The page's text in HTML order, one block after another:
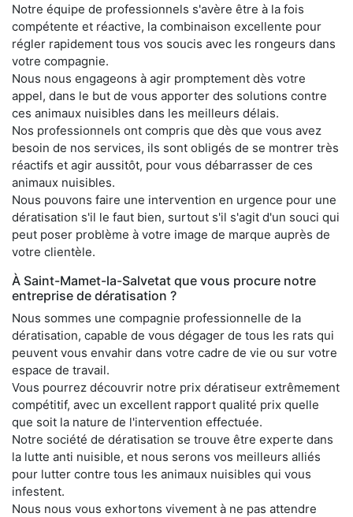
Notre équipe de professionnels s'avère être à la fois
compétente et réactive, la combinaison excellente pour
régler rapidement tous vos soucis avec les rongeurs dans
votre compagnie.
Nous nous engageons à agir promptement dès votre
appel, dans le but de vous apporter des solutions contre
ces animaux nuisibles dans les meilleurs délais.
Nos professionnels ont compris que dès que vous avez
besoin de nos services, ils sont obligés de se montrer très
réactifs et agir aussitôt, pour vous débarrasser de ces
animaux nuisibles.
Nous pouvons faire une intervention en urgence pour une
dératisation s'il le faut bien, surtout s'il s'agit d'un souci qui
peut poser problème à votre image de marque auprès de
votre clientèle.
À Saint-Mamet-la-Salvetat que vous procure notre
entreprise de dératisation ?
Nous sommes une compagnie professionnelle de la
dératisation, capable de vous dégager de tous les rats qui
peuvent vous envahir dans votre cadre de vie ou sur votre
espace de travail.
Vous pourrez découvrir notre prix dératiseur extrêmement
compétitif, avec un excellent rapport qualité prix quelle
que soit la nature de l'intervention effectuée.
Notre société de dératisation se trouve être experte dans
la lutte anti nuisible, et nous serons vos meilleurs alliés
pour lutter contre tous les animaux nuisibles qui vous
infestent.
Nous nous vous exhortons vivement à ne pas attendre